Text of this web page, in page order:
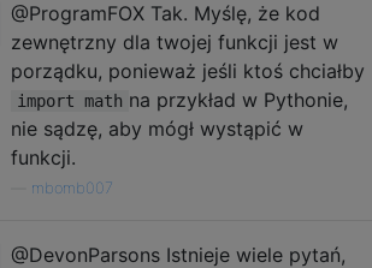
@ProgramFOX Tak. Myślę, że kod
zewnętrzny dla twojej funkcji jest w
porządku, ponieważ jeśli ktoś chciałby
import math na przykład w Pythonie,
nie sądzę, aby mógł wystąpić w
funkcji.
mbomb007
@DevonParsons Istnieje wiele pytań,